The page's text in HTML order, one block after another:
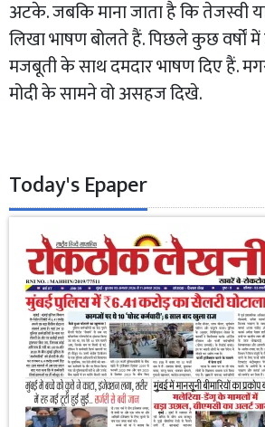
अटके. जबकि माना जाता है कि तेजस्वी
लिखा भाषण बोलते हैं. पिछले कुछ वर्षों में
मजबूती के साथ दमदार भाषण दिए हैं.
मोदी के सामने वो असहज दिखे.
Today's Epaper